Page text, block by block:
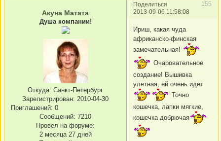
Поделиться
155
2013-09-06 11:58:08
Акуна Матата
Душа компании!
Откуда: Санкт-Петербург
Зарегистрирован: 2010-04-30
Приглашений: 0
Сообщений: 7210
Провел на форуме:
2 месяца 27 дней
Ириш, какая чуда
африканско-финская
замечательная!
Очаровательное
создание! Вышивка
улетная, ей очень идет
Точно
кошечка, лапки мягкие,
кошечка добрючая